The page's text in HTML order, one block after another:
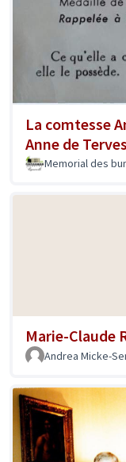
La comtesse
Anne de
Memorial des
Marie-Claude
Andrea Micke-